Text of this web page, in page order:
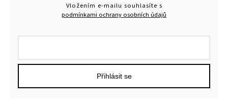
Vložením e-mailu souhlasíte s
podmínkami ochrany osobních údajů
Přihlásit se